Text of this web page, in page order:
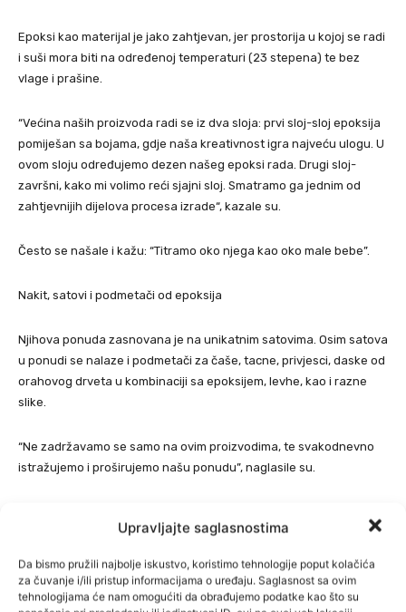
Upravljajte saglasnostima
Da bismo pružili najbolje iskustvo, koristimo tehnologije poput kolačića
za čuvanje i/ili pristup informacijama o uređaju. Saglasnost sa ovim
tehnologijama će nam omogućiti da obrađujemo podatke kao što su
Epoksi kao materijal je jako zahtjevan, jer prostorija u kojoj se radi
i suši mora biti na određenoj temperaturi (23 stepena) te bez
vlage i prašine.
“Većina naših proizvoda radi se iz dva sloja: prvi sloj-sloj epoksija
pomiješan sa bojama, gdje naša kreativnost igra najveću ulogu. U
ovom sloju određujemo dezen našeg epoksi rada. Drugi sloj-
završni, kako mi volimo reći sjajni sloj. Smatramo ga jednim od
zahtjevnijih dijelova procesa izrade“, kazale su.
Često se našale i kažu: “Titramo oko njega kao oko male bebe”.
Nakit, satovi i podmetači od epoksija
Njihova ponuda zasnovana je na unikatnim satovima. Osim satova
u ponudi se nalaze i podmetači za čaše, tacne, privjesci, daske od
orahovog drveta u kombinaciji sa epoksijem, levhe, kao i razne
slike.
“Ne zadržavamo se samo na ovim proizvodima, te svakodnevno
istražujemo i proširujemo našu ponudu”, naglasile su.
kolekcionai, korporativni klijenti, dekorateri i dizajneri interijera.
“Svaki od kupaca cijeni kvalitetu, originalnost i umjetnički izraz koji
naši epoksi proizvodi nude. Naša sposobnost da prilagodimo